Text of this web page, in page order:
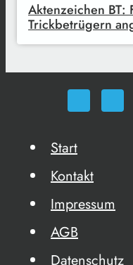
Aktenzeichen BT:
Trickbetrügern
Start
Kontakt
Impressum
AGB
Datenschutz